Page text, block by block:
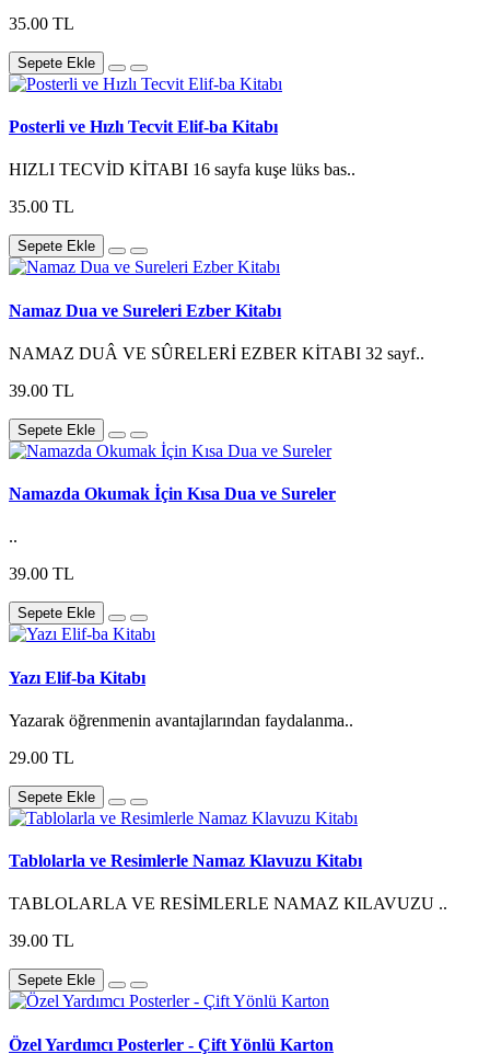
35.00 TL
Sepete Ekle
Posterli ve Hızlı Tecvit Elif-ba Kitabı
HIZLI TECVİD KİTABI 16 sayfa kuşe lüks bas..
35.00 TL
Sepete Ekle
Namaz Dua ve Sureleri Ezber Kitabı
NAMAZ DUÂ VE SÛRELERİ EZBER KİTABI 32 sayf..
39.00 TL
Sepete Ekle
Namazda Okumak İçin Kısa Dua ve Sureler
..
39.00 TL
Sepete Ekle
Yazı Elif-ba Kitabı
Yazarak öğrenmenin avantajlarından faydalanma..
29.00 TL
Sepete Ekle
Tablolarla ve Resimlerle Namaz Klavuzu Kitabı
TABLOLARLA VE RESİMLERLE NAMAZ KILAVUZU ..
39.00 TL
Sepete Ekle
Özel Yardımcı Posterler - Çift Yönlü Karton